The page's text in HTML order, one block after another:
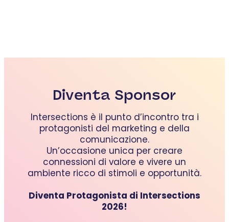
Diventa Sponsor
Intersections è il punto d’incontro tra i
protagonisti del marketing e della
comunicazione.
Un’occasione unica per creare
connessioni di valore e vivere un
ambiente ricco di stimoli e opportunità.
Diventa Protagonista di Intersections
2026!